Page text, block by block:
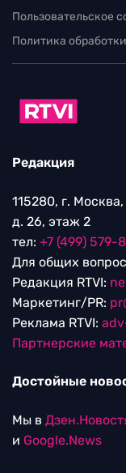
Пользовательское
Политика
Редакция
115280, г.
д. 26, этаж 2
тел: +7 (499) 579-
Для общих
Редакция RTVI:
Маркетинг/PR:
Реклама RTVI:
Партнерские
Достойные
Мы в
и Google.News